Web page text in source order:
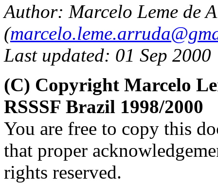
Author: Marcelo Leme de
(
Last updated: 01 Sep 2000
(C) Copyright Marcelo
RSSSF Brazil 1998/2000
You are free to copy this
that proper
rights reserved.